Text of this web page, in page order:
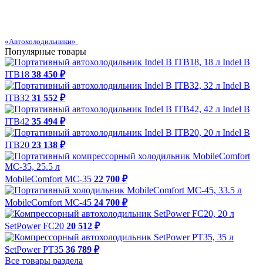
«Автохолодильники»
Популярные товары
Indel B
ITB18 38 450 ₽
Indel B
ITB32 31 552 ₽
Indel B
ITB42 35 494 ₽
Indel B
ITB20 23 138 ₽
MobileComfort MC-35 22 700 ₽
MobileComfort MC-45 24 700 ₽
SetPower FC20 20 512 ₽
SetPower PT35 36 789 ₽
Все товары раздела